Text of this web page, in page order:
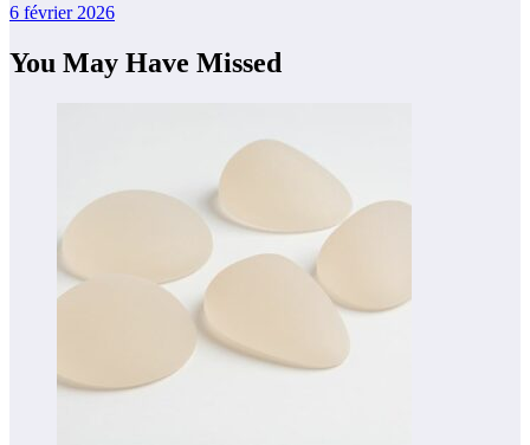
6 février 2026
You May Have Missed